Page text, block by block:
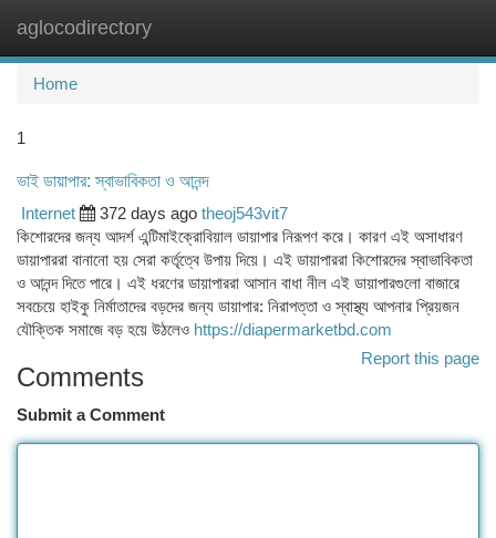
aglocodirectory
Home
1
ভাই ডায়াপার: স্বাভাবিকতা ও আনন্দ
Internet
372 days ago theoj543vit7
কিশোরদের জন্য আদর্শ এন্টিমাইক্রোবিয়াল ডায়াপার নিরূপণ করে। কারণ এই অসাধারণ
ডায়াপাররা বানানো হয় সেরা কর্তৃত্বে উপায় দিয়ে। এই ডায়াপাররা কিশোরদের স্বাভাবিকতা
ও আনন্দ দিতে পারে। এই ধরণের ডায়াপাররা আসান বাধা নীল এই ডায়াপারগুলো বাজারে
সবচেয়ে হাইকু নির্মাতাদের বড়দের জন্য ডায়াপার: নিরাপত্তা ও স্বাস্থ্য আপনার প্রিয়জন
যৌক্তিক সমাজে বড় হয়ে উঠলেও https://diapermarketbd.com
Report this page
Comments
Submit a Comment